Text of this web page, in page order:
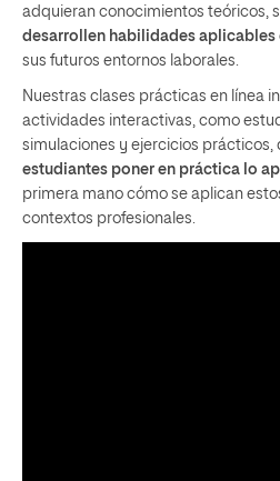
adquieran conocimientos teóricos,
desarrollen habilidades aplicables
sus futuros entornos laborales.
Nuestras clases prácticas en línea
actividades interactivas, como
simulaciones y ejercicios prácticos,
estudiantes poner en práctica lo
primera mano cómo se aplican
contextos profesionales.